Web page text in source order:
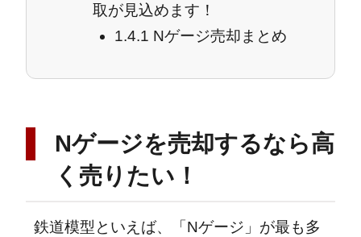
取が見込めます！
1.4.1 Nゲージ売却まとめ
Nゲージを売却するなら高
く売りたい！
鉄道模型といえば、「Nゲージ」が最も多